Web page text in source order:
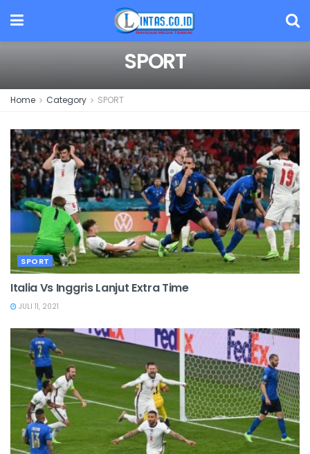
SPORT
Home Category SPORT
SPORT
Italia Vs Inggris Lanjut Extra Time
JULI 11, 2021